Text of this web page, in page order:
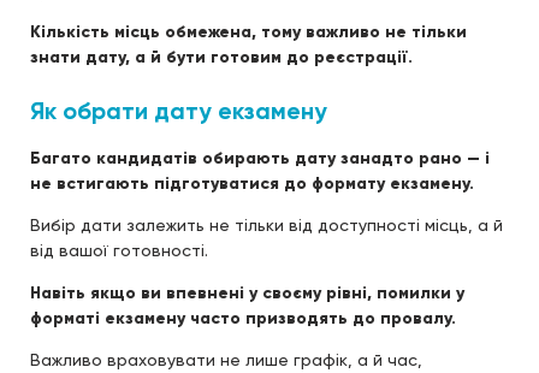
Кількість місць обмежена, тому важливо не тільки
знати дату, а й бути готовим до реєстрації.
Як обрати дату екзамену
Багато кандидатів обирають дату занадто рано — і
не встигають підготуватися до формату екзамену.
Вибір дати залежить не тільки від доступності місць, а й
від вашої готовності.
Навіть якщо ви впевнені у своєму рівні, помилки у
форматі екзамену часто призводять до провалу.
Важливо враховувати не лише графік, а й час,